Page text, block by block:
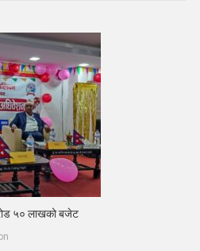
५० लाखको बजेट